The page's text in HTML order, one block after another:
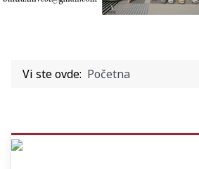
Vi ste ovde: Početna